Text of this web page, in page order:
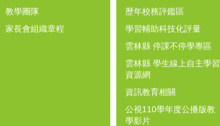
教學團隊
家長會組織章程
歷年校務評鑑區
學習輔助科技化評量
雲林縣 停課不停學專區
雲林縣 學生線上自主學習
資源網
資訊教育相關
公視110學年度公播版教
學影片